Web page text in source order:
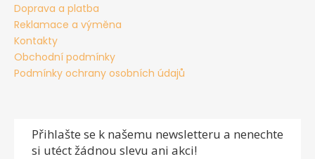
Doprava a platba
Reklamace a výměna
Kontakty
Obchodní podmínky
Podmínky ochrany osobních údajů
Přihlašte se k našemu newsletteru a nenechte
si utéct žádnou slevu ani akci!